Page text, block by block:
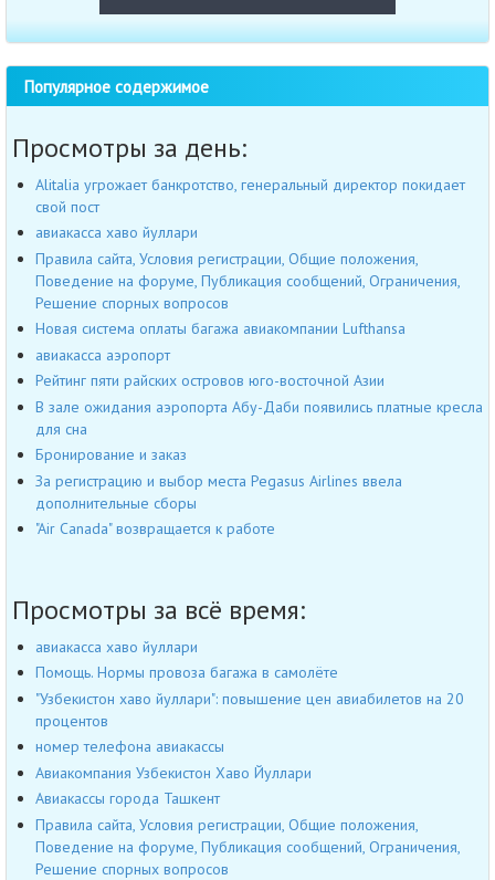
Популярное содержимое
Просмотры за день:
Alitalia угрожает банкротство, генеральный директор покидает
свой пост
авиакасса хаво йуллари
Правила сайта, Условия регистрации, Общие положения,
Поведение на форуме, Публикация сообщений, Ограничения,
Решение спорных вопросов
Новая система оплаты багажа авиакомпании Lufthansa
авиакасса аэропорт
Рейтинг пяти райских островов юго-восточной Азии
В зале ожидания аэропорта Абу-Даби появились платные кресла
для сна
Бронирование и заказ
За регистрацию и выбор места Pegasus Airlines ввела
дополнительные сборы
"Air Canada" возвращается к работе
Просмотры за всё время:
авиакасса хаво йуллари
Помощь. Нормы провоза багажа в самолёте
"Узбекистон хаво йуллари": повышение цен авиабилетов на 20
процентов
номер телефона авиакассы
Авиакомпания Узбекистон Хаво Йуллари
Авиакассы города Ташкент
Правила сайта, Условия регистрации, Общие положения,
Поведение на форуме, Публикация сообщений, Ограничения,
Решение спорных вопросов